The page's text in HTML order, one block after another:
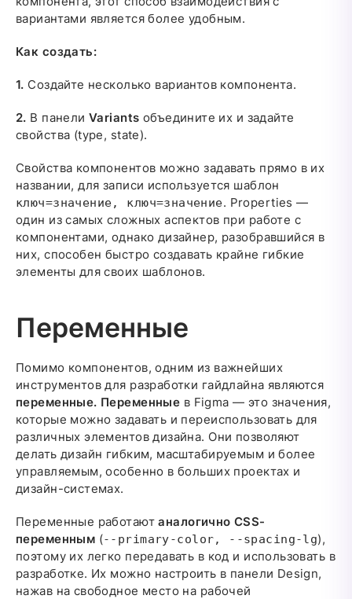
вариантами является более удобным.
Как создать:
1. Создайте несколько вариантов компонента.
2. В панелиVariants объедините их и задайте
свойства (type, state).
Свойства компонентов можно задавать прямо в их
названии, для записи используется шаблон
ключ=значение, ключ=значение. Properties —
один из самых сложных аспектов при работе с
компонентами, однако дизайнер, разобравшийся в
них, способен быстро создавать крайне гибкие
элементы для своих шаблонов.
Переменные
Помимо компонентов, одним из важнейших
инструментов для разработки гайдлайна являются
переменные. Переменные в Figma — это значения,
которые можно задавать и переиспользовать для
различных элементов дизайна. Они позволяют
делать дизайн гибким, масштабируемым и более
управляемым, особенно в больших проектах и
дизайн-системах.
Переменные работаютаналогично CSS-
переменным (--primary-color, --spacing-lg),
поэтому их легко передавать в код и использовать в
разработке. Их можно настроить в панели Design,
нажав на свободное место на рабочей